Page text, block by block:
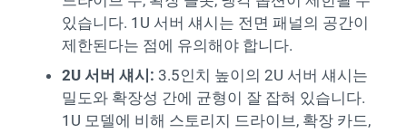
있습니다. 1U 서버 섀시는 전면 패널의 공간이
제한된다는 점에 유의해야 합니다.
2U 서버 섀시: 3.5인치 높이의 2U 서버 섀시는
밀도와 확장성 간에 균형이 잘 잡혀 있습니다.
1U 모델에 비해 스토리지 드라이브, 확장 카드,